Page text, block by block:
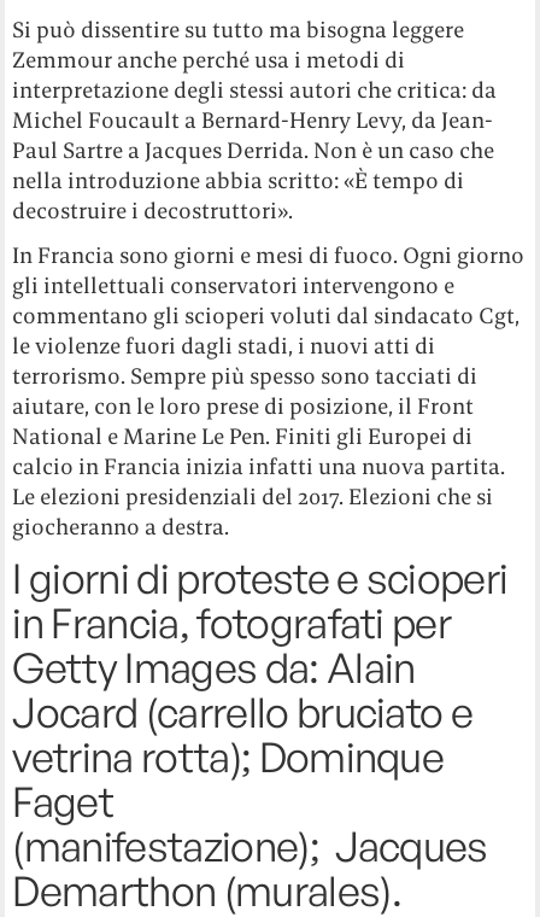
Si può dissentire su tutto ma bisogna leggere
Zemmour anche perché usa i metodi di
interpretazione degli stessi autori che critica: da
Michel Foucault a Bernard-Henry Levy, da Jean-
Paul Sartre a Jacques Derrida. Non è un caso che
nella introduzione abbia scritto: «È tempo di
decostruire i decostruttori».
In Francia sono giorni e mesi di fuoco. Ogni giorno
gli intellettuali conservatori intervengono e
commentano gli scioperi voluti dal sindacato Cgt,
le violenze fuori dagli stadi, i nuovi atti di
terrorismo. Sempre più spesso sono tacciati di
aiutare, con le loro prese di posizione, il Front
National e Marine Le Pen. Finiti gli Europei di
calcio in Francia inizia infatti una nuova partita.
Le elezioni presidenziali del 2017. Elezioni che si
giocheranno a destra.
I giorni di proteste e scioperi
in Francia, fotografati per
Getty Images da: Alain
Jocard (carrello bruciato e
vetrina rotta); Dominque
Faget
(manifestazione); Jacques
Demarthon (murales).